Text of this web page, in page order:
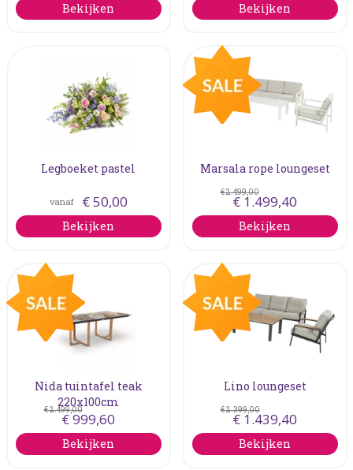
Bekijken Bekijken
Legboeket pastel
vanaf €50,00
Bekijken
Marsala rope loungeset
€2.499,00
€ 1.499,40
Bekijken
Nida tuintafel teak
220x100cm
€2.499,00
€999,60
Bekijken
Lino loungeset
€2.399,00
€ 1.439,40
Bekijken